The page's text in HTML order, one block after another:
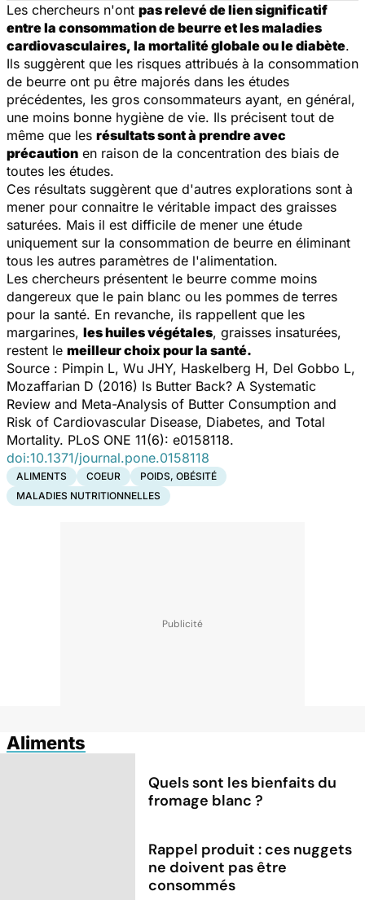
Les chercheurs n'ont pas relevé de lien significatif
entre la consommation de beurre et les maladies
cardiovasculaires, la mortalité globale ou le diabète.
Ils suggèrent que les risques attribués à la consommation
de beurre ont pu être majorés dans les études
précédentes, les gros consommateurs ayant, en général,
une moins bonne hygiène de vie. Ils précisent tout de
même que les résultats sont à prendre avec
précaution en raison de la concentration des biais de
toutes les études.
Ces résultats suggèrent que d'autres explorations sont à
mener pour connaitre le véritable impact des graisses
saturées. Mais il est difficile de mener une étude
uniquement sur la consommation de beurre en éliminant
tous les autres paramètres de l'alimentation.
Les chercheurs présentent le beurre comme moins
dangereux que le pain blanc ou les pommes de terres
pour la santé. En revanche, ils rappellent que les
margarines, les huiles végétales, graisses insaturées,
restent le meilleur choix pour la santé.
Source : Pimpin L, Wu JHY, Haskelberg H, Del Gobbo L,
Mozaffarian D (2016) Is Butter Back? A Systematic
Review and Meta-Analysis of Butter Consumption and
Risk of Cardiovascular Disease, Diabetes, and Total
Mortality. PLoS ONE 11(6): e0158118.
doi:10.1371/journal.pone.0158118
ALIMENTS COEUR
POIDS, OBÉSITÉ
MALADIES NUTRITIONNELLES
Aliments
Quels sont les bienfaits du
fromage blanc ?
Rappel produit : ces nuggets
ne doivent pas être
consommés